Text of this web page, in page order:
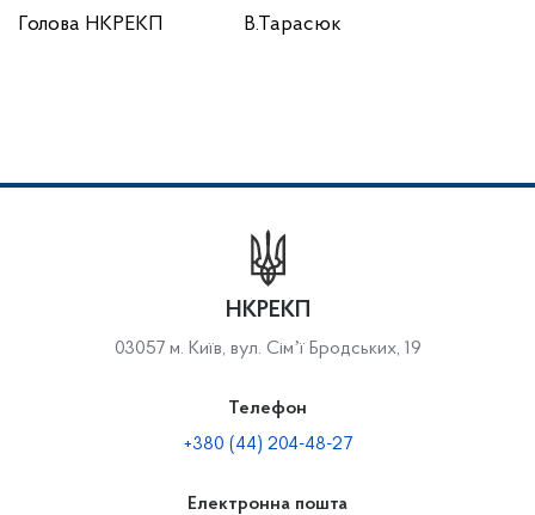
Голова НКРЕКП В.Тарасюк
НКРЕКП
03057 м. Київ, вул. Сімʼї Бродських, 19
Телефон
+380 (44) 204-48-27
Електронна пошта